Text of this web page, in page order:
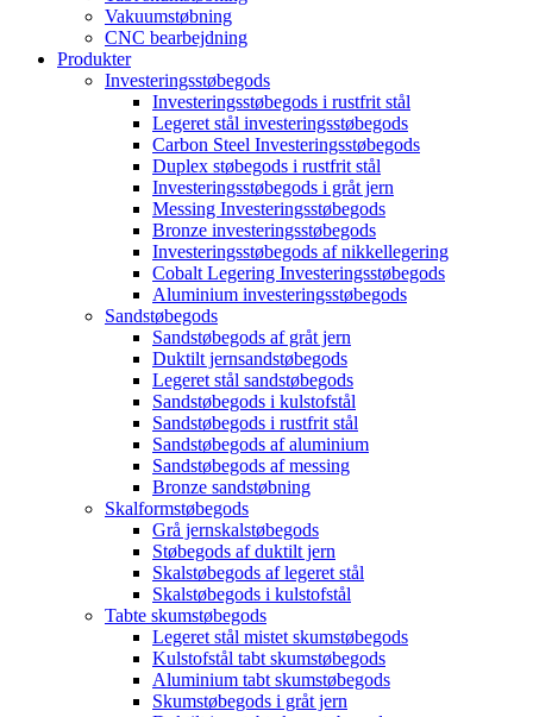
Vakuumstøbning
CNC bearbejdning
Produkter
Investeringsstøbegods
Investeringsstøbegods i rustfrit stål
Legeret stål investeringsstøbegods
Carbon Steel Investeringsstøbegods
Duplex støbegods i rustfrit stål
Investeringsstøbegods i gråt jern
Messing Investeringsstøbegods
Bronze investeringsstøbegods
Investeringsstøbegods af nikkellegering
Cobalt Legering Investeringsstøbegods
Aluminium investeringsstøbegods
Sandstøbegods
Sandstøbegods af gråt jern
Duktilt jernsandstøbegods
Legeret stål sandstøbegods
Sandstøbegods i kulstofstål
Sandstøbegods i rustfrit stål
Sandstøbegods af aluminium
Sandstøbegods af messing
Bronze sandstøbning
Skalformstøbegods
Grå jernskalstøbegods
Støbegods af duktilt jern
Skalstøbegods af legeret stål
Skalstøbegods i kulstofstål
Tabte skumstøbegods
Legeret stål mistet skumstøbegods
Kulstofstål tabt skumstøbegods
Aluminium tabt skumstøbegods
Skumstøbegods i gråt jern